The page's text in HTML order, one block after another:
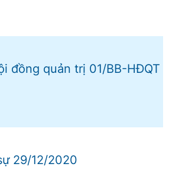
đồng quản trị 01/BB-HĐQT
29/12/2020